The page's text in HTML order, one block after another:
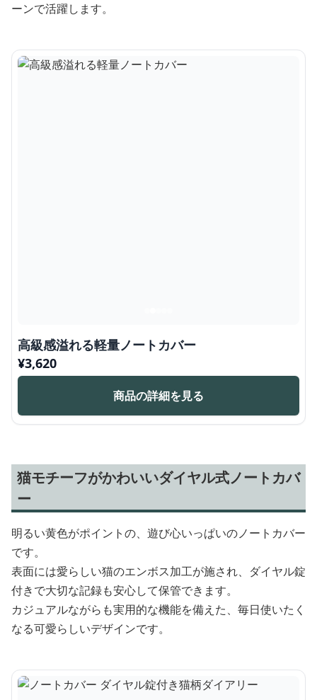
ーンで活躍します。
高級感溢れる軽量ノートカバー
¥3,620
商品の詳細を見る
猫モチーフがかわいいダイヤル式ノートカバ
ー
明るい黄色がポイントの、遊び心いっぱいのノートカバー
です。
表面には愛らしい猫のエンボス加工が施され、ダイヤル錠
付きで大切な記録も安心して保管できます。
カジュアルながらも実用的な機能を備えた、毎日使いたく
なる可愛らしいデザインです。